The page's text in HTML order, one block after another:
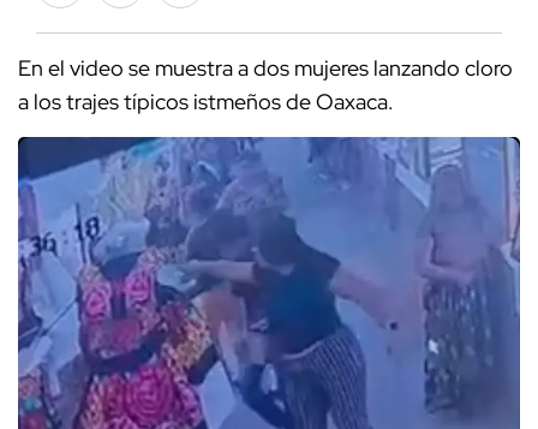
En el video se muestra a dos mujeres lanzando cloro
a los trajes típicos istmeños de Oaxaca.